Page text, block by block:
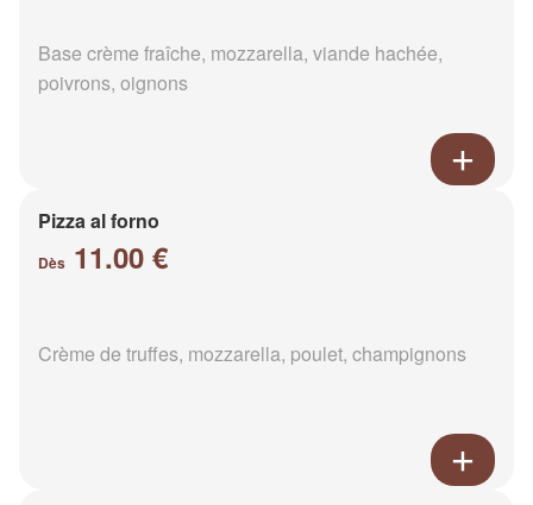
Base crème fraîche, mozzarella, viande hachée,
poivrons, oignons
Pizza al forno
Dès 11.00 €
Crème de truffes, mozzarella, poulet, champignons